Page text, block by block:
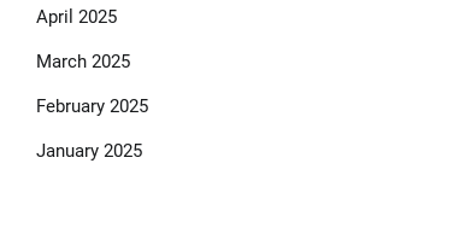
April 2025
March 2025
February 2025
January 2025